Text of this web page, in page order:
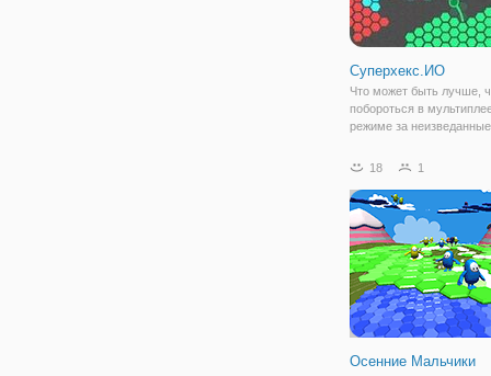
Суперхекс.ИО
Что может быть лучше,
побороться в
режиме за неизведанные
такая возможность, вы
движении выделяет
после того как
18 1
Осенние Мальчики